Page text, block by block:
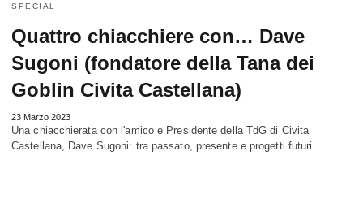
SPECIAL
Quattro chiacchiere con… Dave
Sugoni (fondatore della Tana dei
Goblin Civita Castellana)
23 Marzo 2023
Una chiacchierata con l'amico e Presidente della TdG di Civita
Castellana, Dave Sugoni: tra passato, presente e progetti futuri.